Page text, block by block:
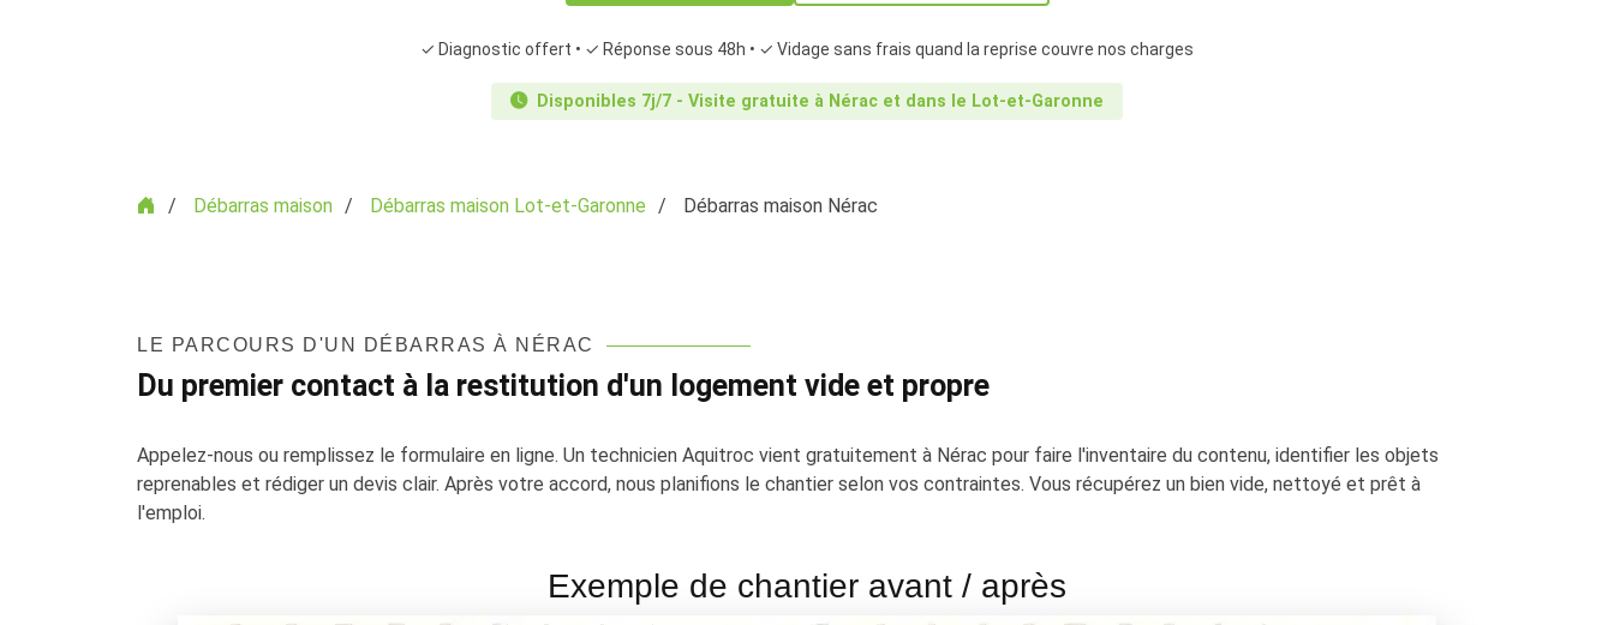
✓ Diagnostic offert • ✓ Réponse sous 48h • ✓ Vidage sans frais quand la reprise couvre nos charges
Disponibles 7j/7 - Visite gratuite à Nérac et dans le Lot-et-Garonne
AccueilDébarras maison Débarras maison Lot-et-Garonne Débarras maison Nérac
LE PARCOURS D'UN DÉBARRAS À NÉRAC
Du premier contact à la restitution d'un logement vide et propre
Appelez-nous ou remplissez le formulaire en ligne. Un technicien Aquitroc vient gratuitement à Nérac pour faire l'inventaire du contenu, identifier les objets
reprenables et rédiger un devis clair. Après votre accord, nous planifions le chantier selon vos contraintes. Vous récupérez un bien vide, nettoyé et prêt à
l'emploi.
Exemple de chantier avant / après